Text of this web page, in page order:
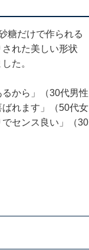
糖だけで作られる
れた美しい形状
た。
から」（30代男性
れます」（50代女
センス良い」（30